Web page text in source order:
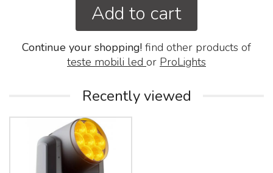
Add to cart
Continue your shopping! find other products of
teste mobili led or ProLights
Recently viewed